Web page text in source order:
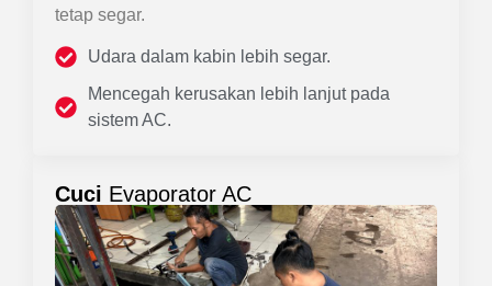
tetap segar.
Udara dalam kabin lebih segar.
Mencegah kerusakan lebih lanjut pada
sistem AC.
Cuci Evaporator AC